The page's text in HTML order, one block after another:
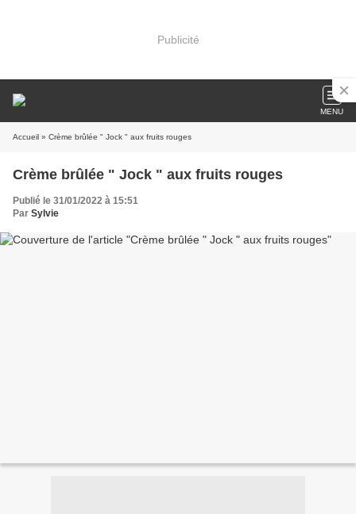
Publicité
MENU
Accueil » Crème brûlée " Jock " aux fruits rouges
Crème brûlée " Jock " aux fruits rouges
Publié le 31/01/2022 à 15:51
Par Sylvie